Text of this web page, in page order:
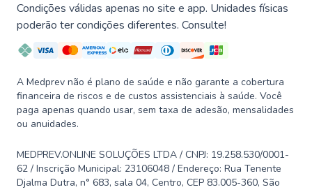
Condições válidas apenas no site e app. Unidades físicas
poderão ter condições diferentes. Consulte!
A Medprev não é plano de saúde e não garante a cobertura
financeira de riscos e de custos assistenciais à saúde. Você
paga apenas quando usar, sem taxa de adesão, mensalidades
ou anuidades.
MEDPREV.ONLINE SOLUÇÕES LTDA / CNPJ: 19.258.530/0001-
62 / Inscrição Municipal: 23106048 / Endereço: Rua Tenente
Djalma Dutra, n° 683, sala 04, Centro, CEP 83.005-360, São